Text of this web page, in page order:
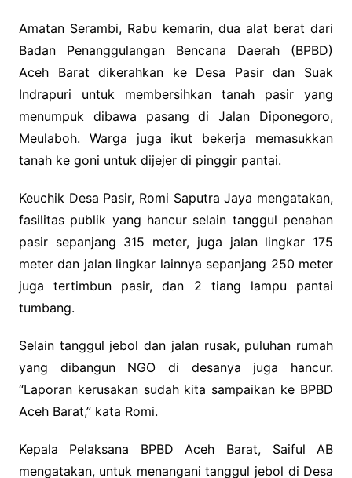
Amatan Serambi, Rabu kemarin, dua alat berat dari
Badan Penanggulangan Bencana Daerah (BPBD)
Aceh Barat dikerahkan ke Desa Pasir dan Suak
Indrapuri untuk membersihkan tanah pasir yang
menumpuk dibawa pasang di Jalan Diponegoro,
Meulaboh. Warga juga ikut bekerja memasukkan
tanah ke goni untuk dijejer di pinggir pantai.
Keuchik Desa Pasir, Romi Saputra Jaya mengatakan,
fasilitas publik yang hancur selain tanggul penahan
pasir sepanjang 315 meter, juga jalan lingkar 175
meter dan jalan lingkar lainnya sepanjang 250 meter
juga tertimbun pasir, dan 2 tiang lampu pantai
tumbang.
Selain tanggul jebol dan jalan rusak, puluhan rumah
yang dibangun NGO di desanya juga hancur.
“Laporan kerusakan sudah kita sampaikan ke BPBD
Aceh Barat,” kata Romi.
Kepala Pelaksana BPBD Aceh Barat, Saiful AB
mengatakan, untuk menangani tanggul jebol di Desa